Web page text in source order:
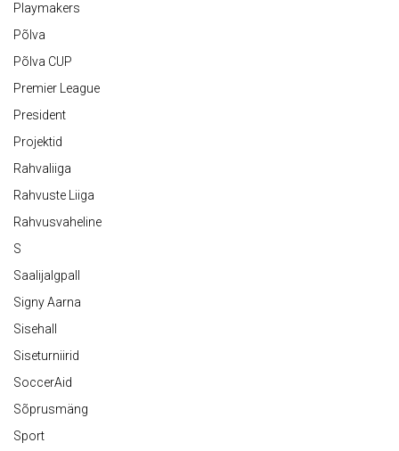
Playmakers
Põlva
Põlva CUP
Premier League
President
Projektid
Rahvaliiga
Rahvuste Liiga
Rahvusvaheline
S
Saalijalgpall
Signy Aarna
Sisehall
Siseturniirid
SoccerAid
Sõprusmäng
Sport